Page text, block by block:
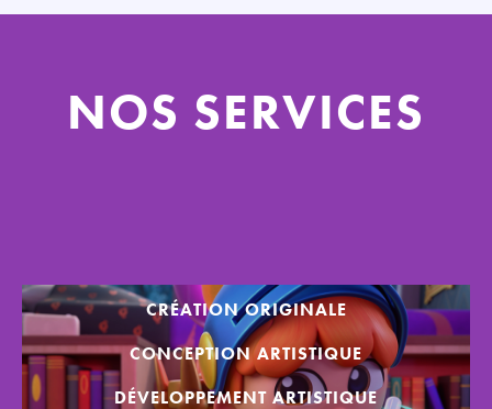
NOS SERVICES
CRÉATION ORIGINALE
CONCEPTION ARTISTIQUE
DÉVELOPPEMENT ARTISTIQUE